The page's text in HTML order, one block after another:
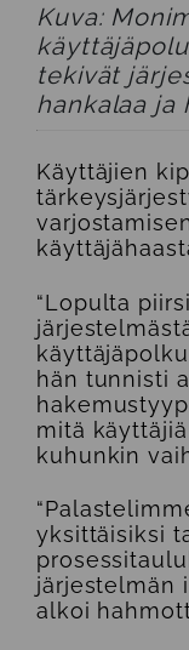
Kuva:
tekivät
hankalaa ja
Käyttäjien
“Lopulta
hän tunnisti
mitä
kuhunkin
yksittäisiksi
järjestelmän
alkoi